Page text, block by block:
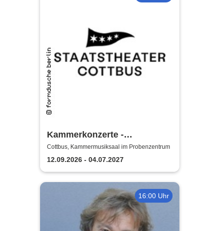
Kammerkonzerte -
Staatstheater Cottbus
Cottbus, Kammermusiksaal im Probenzentrum
12.09.2026 - 04.07.2027
16:00 Uhr